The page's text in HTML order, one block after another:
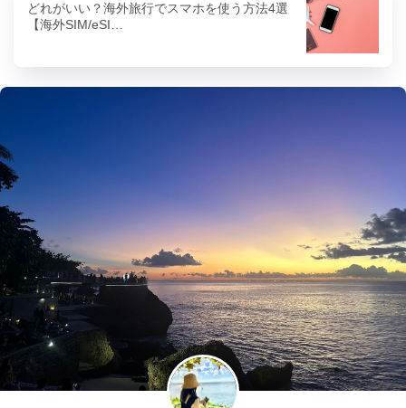
どれがいい？海外旅行でスマホを使う方法4選
【海外SIM/eSI…